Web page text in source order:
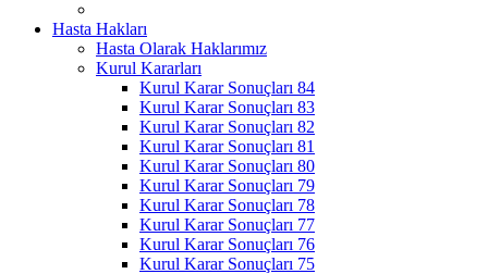
Hasta Hakları
Hasta Olarak Haklarımız
Kurul Kararları
Kurul Karar Sonuçları 84
Kurul Karar Sonuçları 83
Kurul Karar Sonuçları 82
Kurul Karar Sonuçları 81
Kurul Karar Sonuçları 80
Kurul Karar Sonuçları 79
Kurul Karar Sonuçları 78
Kurul Karar Sonuçları 77
Kurul Karar Sonuçları 76
Kurul Karar Sonuçları 75